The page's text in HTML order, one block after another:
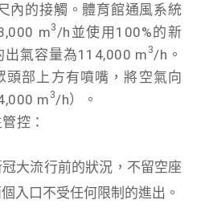
內的接觸。體育館通風系統
m3 /h並使用100%的新
出氣容量為114,000 m 3/h。
頭部上方有噴嘴，將空氣向
m 3/h）。
控：
大流行前的狀況，不留空座
入口不受任何限制的進出。